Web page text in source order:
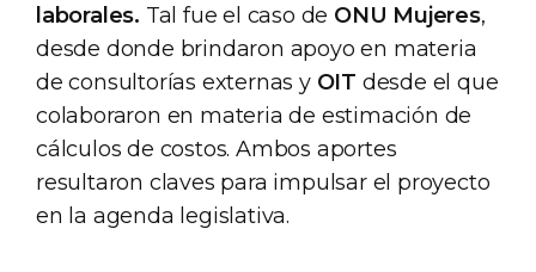
laborales. Tal fue el caso de ONU Mujeres,
desde donde brindaron apoyo en materia
de consultorías externas y OIT desde el que
colaboraron en materia de estimación de
cálculos de costos. Ambos aportes
resultaron claves para impulsar el proyecto
en la agenda legislativa.